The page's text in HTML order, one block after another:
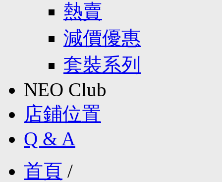
熱賣
減價優惠
套裝系列
NEO Club
店鋪位置
Q & A
首頁 /